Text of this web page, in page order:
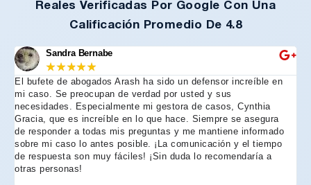
Reales Verificadas Por Google Con Una
Calificación Promedio De 4.8
Sandra Bernabe
★★★★★
El bufete de abogados Arash ha sido un defensor increíble en
mi caso. Se preocupan de verdad por usted y sus
necesidades. Especialmente mi gestora de casos, Cynthia
Gracia, que es increíble en lo que hace. Siempre se asegura
de responder a todas mis preguntas y me mantiene informado
sobre mi caso lo antes posible. ¡La comunicación y el tiempo
de respuesta son muy fáciles! ¡Sin duda lo recomendaría a
otras personas!